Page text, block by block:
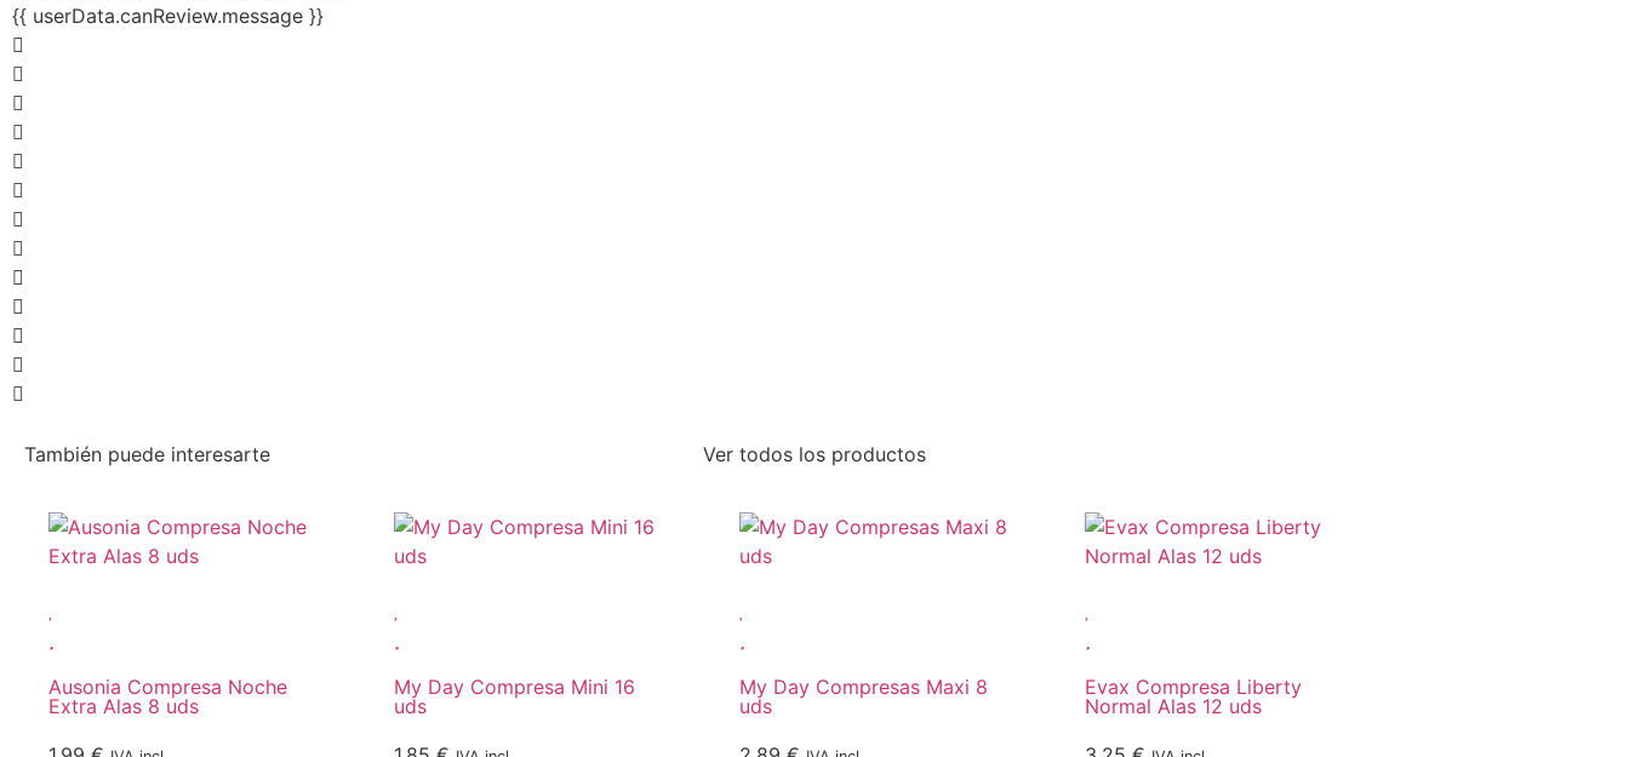
{{ userData.canReview.message }}
También puede interesarte Ver todos los productos
Ausonia Compresa Noche
Extra Alas 8 uds
My Day Compresa Mini 16
uds
My Day Compresas Maxi 8
uds
Evax Compresa Liberty
Normal Alas 12 uds